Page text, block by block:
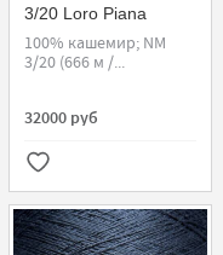
3/20 Loro Piana
100% кашемир; NM
3/20 (666 м /...
32000 руб